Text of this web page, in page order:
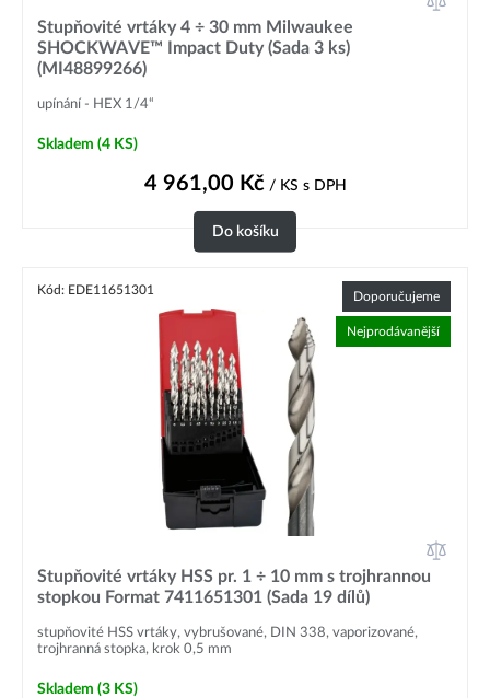
Stupňovité vrtáky 4 ÷ 30 mm Milwaukee
SHOCKWAVE™ Impact Duty (Sada 3 ks)
(MI48899266)
upínání - HEX 1/4“
Skladem (4 KS)
4 961,00 Kč/ KS s DPH
Do košíku
Kód: EDE11651301 Doporučujeme
Nejprodávanější
Stupňovité vrtáky HSS pr. 1 ÷ 10 mm s trojhrannou
stopkou Format 7411651301 (Sada 19 dílů)
stupňovité HSS vrtáky, vybrušované, DIN 338, vaporizované,
trojhranná stopka, krok 0,5 mm
Skladem (3 KS)